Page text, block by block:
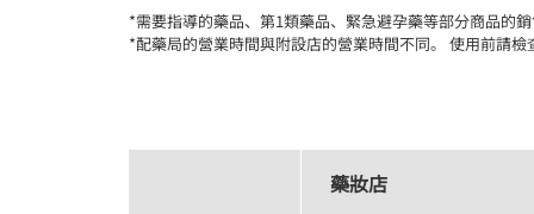
*需要指導的藥品、第1類藥品、緊急避孕藥等部分商品的
*配藥局的營業時間與附設店的營業時間不同。 使用前請檢
藥妝店